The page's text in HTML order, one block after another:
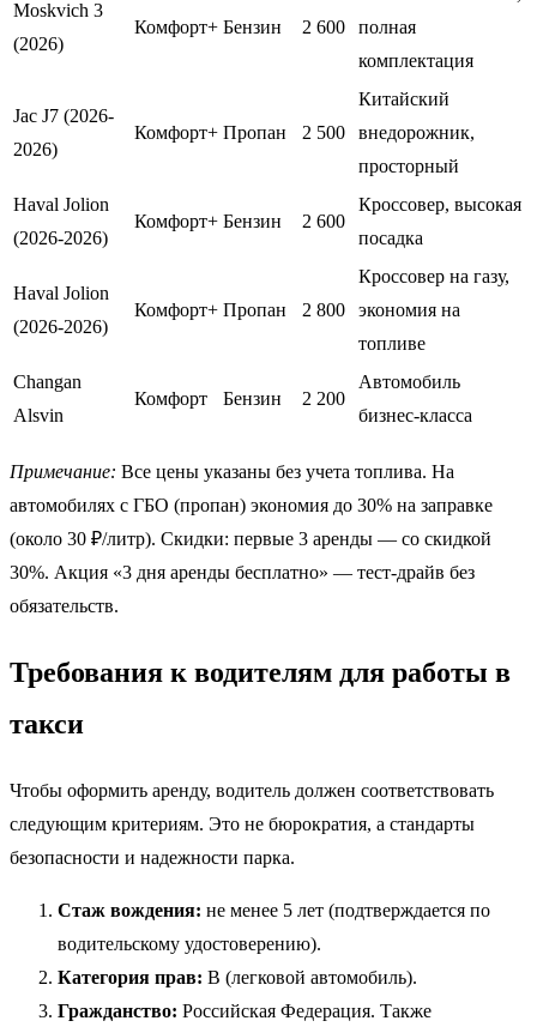
Moskvich 3
(2026)
Комфорт+ Бензин 2 600
полная
комплектация
Jac J7 (2026-
2026)
Комфорт+ Пропан 2 500
Китайский
внедорожник,
просторный
Haval Jolion
(2026-2026)
Комфорт+ Бензин 2 600
Кроссовер, высокая
посадка
Haval Jolion
(2026-2026)
Комфорт+ Пропан 2 800
Кроссовер на газу,
экономия на
топливе
Changan
Alsvin
Комфорт Бензин 2 200
Автомобиль
бизнес-класса
Примечание: Все цены указаны без учета топлива. На
автомобилях с ГБО (пропан) экономия до 30% на заправке
(около 30 ₽/литр). Скидки: первые 3 аренды — со скидкой
30%. Акция «3 дня аренды бесплатно» — тест-драйв без
обязательств.
Требования к водителям для работы в
такси
Чтобы оформить аренду, водитель должен соответствовать
следующим критериям. Это не бюрократия, а стандарты
безопасности и надежности парка.
Стаж вождения: не менее 5 лет (подтверждается по
водительскому удостоверению).
Категория прав: B (легковой автомобиль).
Гражданство: Российская Федерация. Также